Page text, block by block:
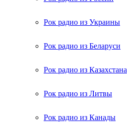
Рок радио из Украины
Рок радио из Беларуси
Рок радио из Казахстана
Рок радио из Литвы
Рок радио из Канады